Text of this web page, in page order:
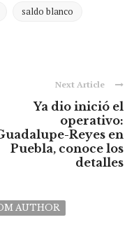
saldo blanco
Next Article
Ya dio inició el
operativo:
Reyes en
Puebla, conoce los
detalles
AUTHOR